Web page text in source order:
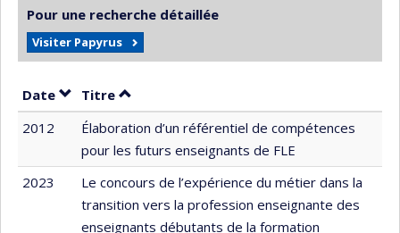
Pour une recherche détaillée
Visiter Papyrus
Date Trier par date en ordre croissant
Titre Trier par titre en ordre croissant
2012
Élaboration d’un référentiel de compétences
pour les futurs enseignants de FLE
2023
Le concours de l’expérience du métier dans la
transition vers la profession enseignante des
enseignants débutants de la formation